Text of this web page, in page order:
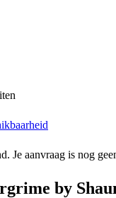
Je aanvraag is nog
by